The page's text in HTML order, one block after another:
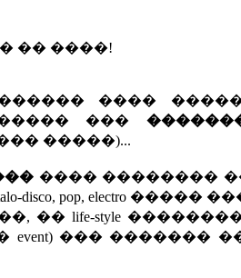
�� ����!
����
���
�����)...
���� ��������
pop, electro �����
�� life-style
event) ��� �������